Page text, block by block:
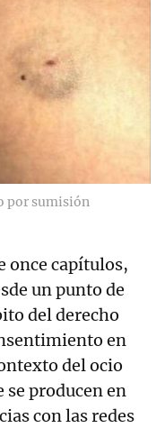
por sumisión
once capítulos,
un punto de
del derecho
en
del ocio
se producen en
con las redes